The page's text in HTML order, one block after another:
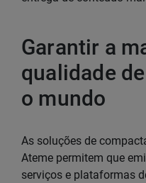
Garantir a
qualidade
o mundo
As soluções de
Ateme permitem que
serviços e plataformas